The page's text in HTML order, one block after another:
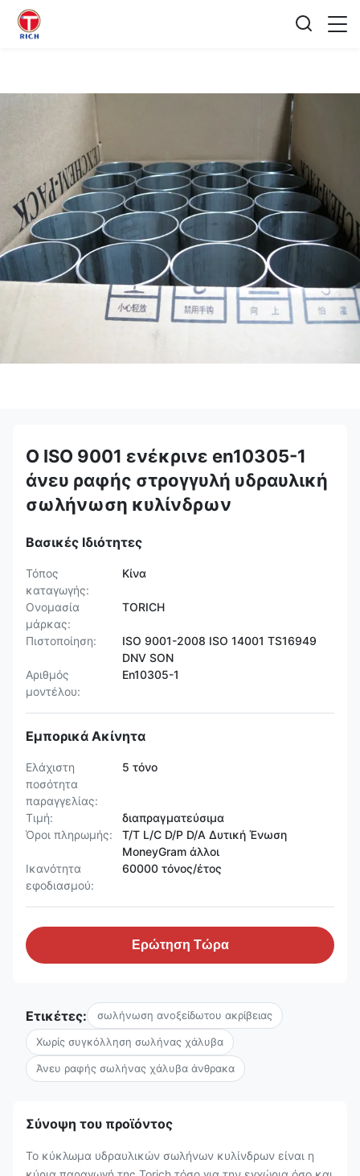
Ο ISO 9001 ενέκρινε en10305-1
άνευ ραφής στρογγυλή υδραυλική
σωλήνωση κυλίνδρων
Βασικές Ιδιότητες
Τόπος
καταγωγής:
Κίνα
Ονομασία
μάρκας:
TORICH
Πιστοποίηση:
ISO 9001-2008 ISO 14001 TS16949
DNV SON
Αριθμός
μοντέλου:
En10305-1
Εμπορικά Ακίνητα
Ελάχιστη
ποσότητα
παραγγελίας:
5 τόνο
Τιμή:
διαπραγματεύσιμα
Όροι πληρωμής:
T/T L/C D/P D/A Δυτική Ένωση
MoneyGram άλλοι
Ικανότητα
εφοδιασμού:
60000 τόνος/έτος
Ερώτηση Τώρα
Ετικέτες: σωλήνωση ανοξείδωτου ακρίβειας
Χωρίς συγκόλληση σωλήνας χάλυβα
Άνευ ραφής σωλήνας χάλυβα άνθρακα
Σύνοψη του προϊόντος
Το κύκλωμα υδραυλικών σωλήνων κυλίνδρων είναι η